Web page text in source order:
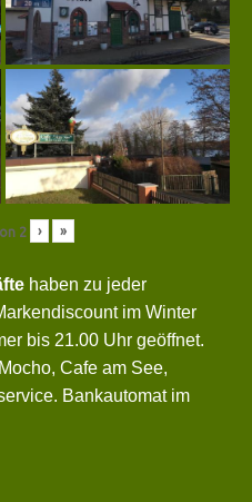
2 › »
haben zu jeder
im Winter
bis 21.00 Uhr geöffnet.
Cafe am See,
Bankautomat im